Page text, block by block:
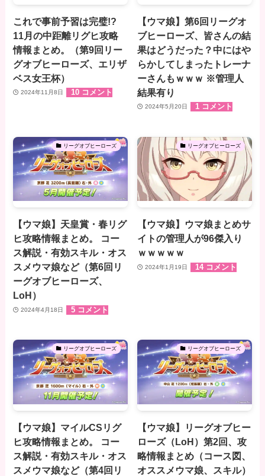
これで事前予習は完璧!?
11月の中距離リグヒ攻略
情報まとめ。（第9回リー
グオブヒーローズ、エリザ
ベス女王杯）
2024年11月8日 10 コメント
【ウマ娘】第6回リーグオ
ブヒーローズ、皆さんの結
果はどうだった？中にはや
らかしてしまったトレーナ
ーさんもｗｗｗ ※管理人
結果有り
2024年5月20日 1 コメント
リーグオブヒーローズ
【ウマ娘】天皇賞・春リグ
ヒ攻略情報まとめ。 コー
ス解説・有効スキル・オス
スメウマ娘など（第6回リ
ーグオブヒーローズ、
LoH）
2024年4月18日 5 コメント
リーグオブヒーローズ
【ウマ娘】ウマ娘まとめサ
イトの管理人が96傑入り
ｗｗｗｗｗ
2024年1月19日 14 コメント
リーグオブヒーローズ
【ウマ娘】マイルCSリグ
ヒ攻略情報まとめ。 コー
ス解説・有効スキル・オス
スメウマ娘など（第4回リ
リーグオブヒーローズ
【ウマ娘】リーグオブヒー
ローズ（LoH）第2回、攻
略情報まとめ（コース図、
オススメウマ娘、スキル）